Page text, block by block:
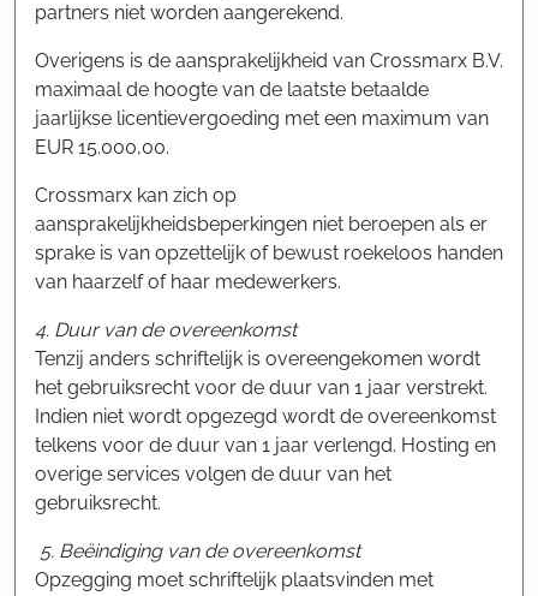
partners niet worden aangerekend.
Overigens is de aansprakelijkheid van Crossmarx B.V.
maximaal de hoogte van de laatste betaalde
jaarlijkse licentievergoeding met een maximum van
EUR 15.000,00.
Crossmarx kan zich op
aansprakelijkheidsbeperkingen niet beroepen als er
sprake is van opzettelijk of bewust roekeloos handen
van haarzelf of haar medewerkers.
4. Duur van de overeenkomst
Tenzij anders schriftelijk is overeengekomen wordt
het gebruiksrecht voor de duur van 1 jaar verstrekt.
Indien niet wordt opgezegd wordt de overeenkomst
telkens voor de duur van 1 jaar verlengd. Hosting en
overige services volgen de duur van het
gebruiksrecht.
5. Beëindiging van de overeenkomst
Opzegging moet schriftelijk plaatsvinden met